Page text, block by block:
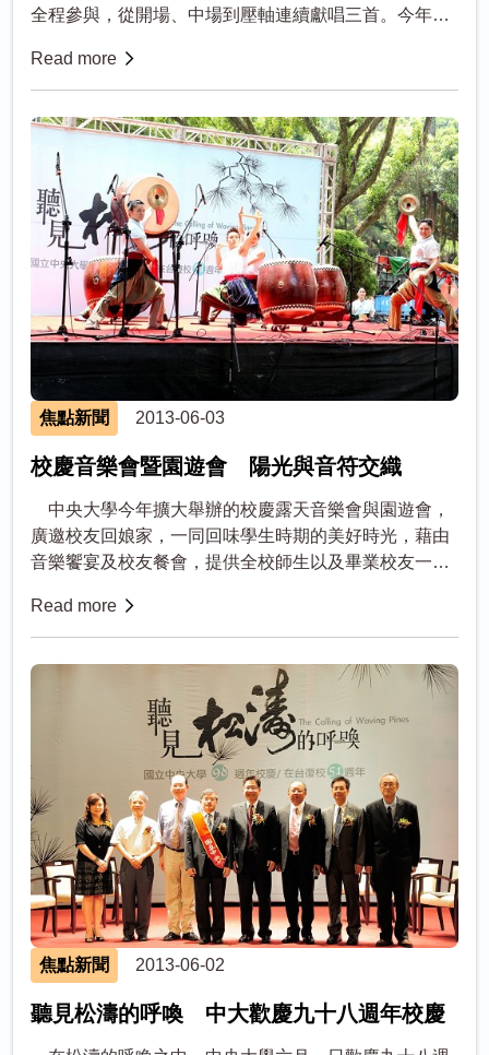
全程參與，從開場、中場到壓軸連續獻唱三首。今年比
參賽，中間穿插數場表演，無論...
Read more
焦點新聞 2013-06-03
校慶音樂會暨園遊會 陽光與音符交織
中央大學今年擴大舉辦的校慶露天音樂會與園遊會，
廣邀校友回娘家，一同回味學生時期的美好時光，藉由
音樂饗宴及校友餐會，提供全校師生以及畢業校友一個
一場音樂饗宴。 今年的校...
Read more
焦點新聞 2013-06-02
聽見松濤的呼喚 中大歡慶九十八週年校慶